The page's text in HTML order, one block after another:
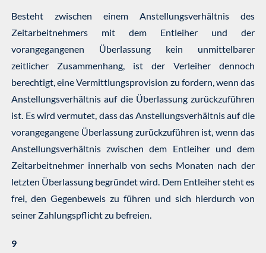
Besteht zwischen einem Anstellungsverhältnis des
Zeitarbeitnehmers mit dem Entleiher und der
vorangegangenen Überlassung kein unmittelbarer
zeitlicher Zusammenhang, ist der Verleiher dennoch
berechtigt, eine Vermittlungsprovision zu fordern, wenn das
Anstellungsverhältnis auf die Überlassung zurückzuführen
ist. Es wird vermutet, dass das Anstellungsverhältnis auf die
vorangegangene Überlassung zurückzuführen ist, wenn das
Anstellungsverhältnis zwischen dem Entleiher und dem
Zeitarbeitnehmer innerhalb von sechs Monaten nach der
letzten Überlassung begründet wird. Dem Entleiher steht es
frei, den Gegenbeweis zu führen und sich hierdurch von
seiner Zahlungspflicht zu befreien.
9